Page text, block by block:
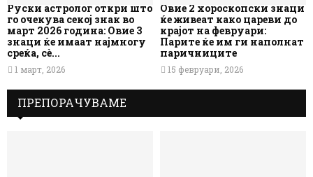
Руски астролог откри што
го очекува секој знак во
март 2026 година: Овие 3
знаци ќе имаат најмногу
среќа, сè...
1 март, 2026
Овие 2 хороскопски знаци
ќе живеат како цареви до
крајот на февруари:
Парите ќе им ги наполнат
паричниците
15 февруари, 2026
ПРЕПОРАЧУВАМЕ